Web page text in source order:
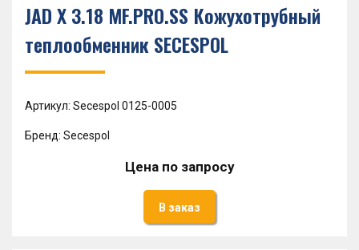
JAD X 3.18 MF.PRO.SS Кожухотрубный
теплообменник SECESPOL
Артикул: Secespol 0125-0005
Бренд: Secespol
Цена по запросу
В заказ